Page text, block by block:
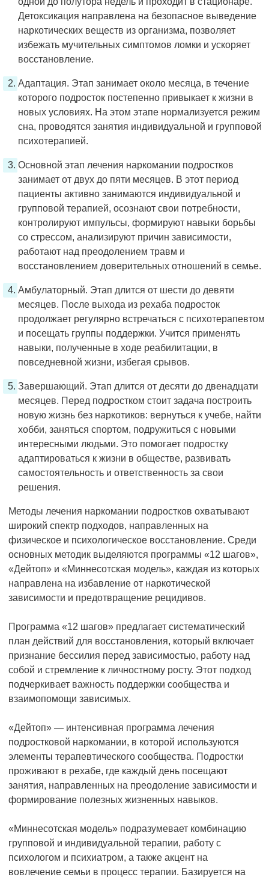
Детоксикация направлена на безопасное выведение
наркотических веществ из организма, позволяет
избежать мучительных симптомов ломки и ускоряет
восстановление.
Адаптация. Этап занимает около месяца, в течение
которого подросток постепенно привыкает к жизни в
новых условиях. На этом этапе нормализуется режим
сна, проводятся занятия индивидуальной и групповой
психотерапией.
Основной этап лечения наркомании подростков
занимает от двух до пяти месяцев. В этот период
пациенты активно занимаются индивидуальной и
групповой терапией, осознают свои потребности,
контролируют импульсы, формируют навыки борьбы
со стрессом, анализируют причин зависимости,
работают над преодолением травм и
восстановлением доверительных отношений в семье.
Амбулаторный. Этап длится от шести до девяти
месяцев. После выхода из рехаба подросток
продолжает регулярно встречаться с психотерапевтом
и посещать группы поддержки. Учится применять
навыки, полученные в ходе реабилитации, в
повседневной жизни, избегая срывов.
Завершающий. Этап длится от десяти до двенадцати
месяцев. Перед подростком стоит задача построить
новую жизнь без наркотиков: вернуться к учебе, найти
хобби, заняться спортом, подружиться с новыми
интересными людьми. Это помогает подростку
адаптироваться к жизни в обществе, развивать
самостоятельность и ответственность за свои
решения.
Методы лечения наркомании подростков охватывают
широкий спектр подходов, направленных на
физическое и психологическое восстановление. Среди
основных методик выделяются программы «12 шагов»,
«Дейтоп» и «Миннесотская модель», каждая из которых
направлена на избавление от наркотической
зависимости и предотвращение рецидивов.
Программа «12 шагов» предлагает систематический
план действий для восстановления, который включает
признание бессилия перед зависимостью, работу над
собой и стремление к личностному росту. Этот подход
подчеркивает важность поддержки сообщества и
взаимопомощи зависимых.
«Дейтоп» — интенсивная программа лечения
подростковой наркомании, в которой используются
элементы терапевтического сообщества. Подростки
проживают в рехабе, где каждый день посещают
занятия, направленных на преодоление зависимости и
формирование полезных жизненных навыков.
«Миннесотская модель» подразумевает комбинацию
групповой и индивидуальной терапии, работу с
психологом и психиатром, а также акцент на
вовлечение семьи в процесс терапии. Базируется на